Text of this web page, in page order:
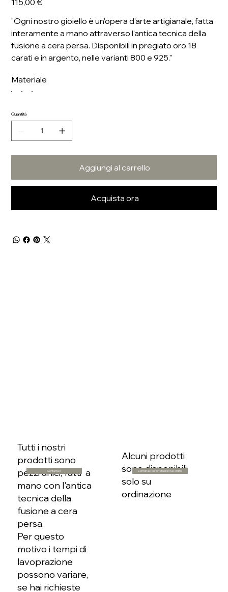
"Ogni nostro gioiello è un'opera d'arte artigianale, fatta
interamente a mano attraverso l'antica tecnica della
fusione a cera persa. Disponibili in pregiato oro 18
carati e in argento, nelle varianti 800 e 925."
Materiale
Quantità
Aggiungi al carrello
Acquista ora
Tutti i nostri
prodotti sono
pezzi unici, fatti a
mano con l'antica
tecnica della
fusione a cera
persa.
Per questo
motivo i tempi di
lavoprazione
possono variare,
se hai richieste
Contattaci
Alcuni prodotti
sono disponibili
solo su
ordinazione
Contattaci per effetuare il tuo ordine